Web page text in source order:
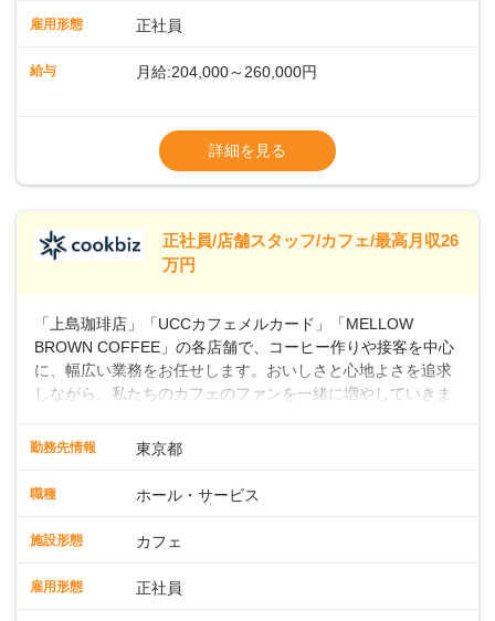
業務に馴染める環境です。「カフェの接客は初めて」という
ッフとして経験を積んだ後、店長を目指してみませんか。売
よ♪あなたも、無理なくステップアップできる環境で、少しず
つ成長していきませんか？
雇用形態 正社員
給与 月給:204,000～260,000円
ます・東日本エリア：月給21万4000～27万
※経験・スキルを考慮の上、決定します。
※別途、残業代および各種手当あり
※試用期間なし
■店長職： ・西日本／月給26万7500円
万円＋賞与(年3回)・店長職：年収410万円／
詳細を見る
正社員/店舗スタッフ/カフェ/最高月収26
万円
「上島珈琲店」「UCCカフェメルカード」「MELLOW
BROWN COFFEE」の各店舗で、コーヒー作りや接客を中心
に、幅広い業務をお任せします。おいしさと心地よさを追求
しながら、私たちのカフェのファンを一緒に増やしていきま
クの作成お客様のご案内、レジ対応軽食メニューの調理店内
ート体制充実コーヒーの知識から接客マナーまで、先輩スタ
年齢層が活躍しており、チームワークも抜群です。基本マニ
業務に馴染める環境です。「カフェの接客は初めて」という
勤務先情報 東京都
職種 ホール・サービス
施設形態 カフェ
雇用形態 正社員